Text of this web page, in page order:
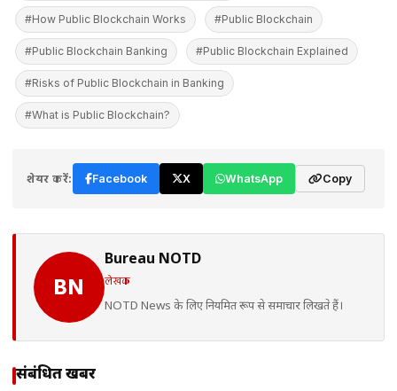
#How Public Blockchain Works #Public Blockchain
#Public Blockchain Banking #Public Blockchain Explained
#Risks of Public Blockchain in Banking
#What is Public Blockchain?
शेयर करें: Facebook X WhatsApp Copy
BN
Bureau NOTD
लेखक
NOTD News के लिए नियमित रूप से समाचार लिखते हैं।
संबंधित खबरें